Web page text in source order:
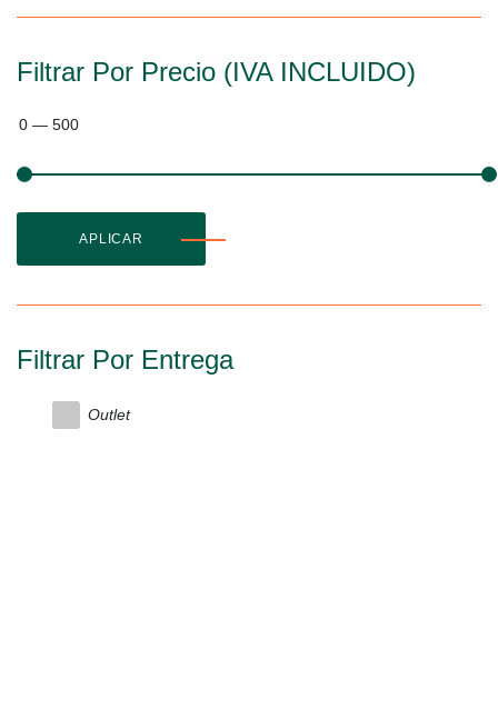
Filtrar Por Precio (IVA INCLUIDO)
0 — 500
APLICAR
Filtrar Por Entrega
Outlet